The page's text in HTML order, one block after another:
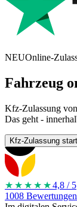
NEUOnline-
Fahrzeug
Kfz-Zulassung
Das geht -
Kfz-Zulassung
★★★★ ★4,8 / 5
1008